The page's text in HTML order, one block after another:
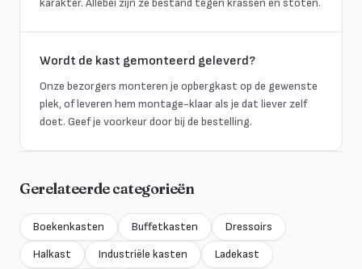
karakter. Allebei zijn ze bestand tegen krassen en stoten.
Wordt de kast gemonteerd geleverd?
Onze bezorgers monteren je opbergkast op de gewenste
plek, of leveren hem montage-klaar als je dat liever zelf
doet. Geef je voorkeur door bij de bestelling.
Gerelateerde categorieën
Boekenkasten Buffetkasten
Dressoirs
Halkast
Industriële kasten
Ladekast